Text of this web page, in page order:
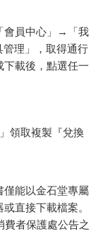
並給予庇護所金
待在室內好幾個
下鐵路的重要環
總統（George
Human
情況。」該法案是
士多年遊說，核
元以上的經費會
其團隊來說，其
他直言不諱問
著他，好像他是
有核武呢？那些問
會員中心」→「我
理」，取得通行
載後，點選任一
領取複製『兌換
僅能以金石堂專屬
直接下載檔案。
費者保護處公告之